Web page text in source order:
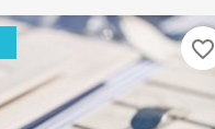
favorite_border